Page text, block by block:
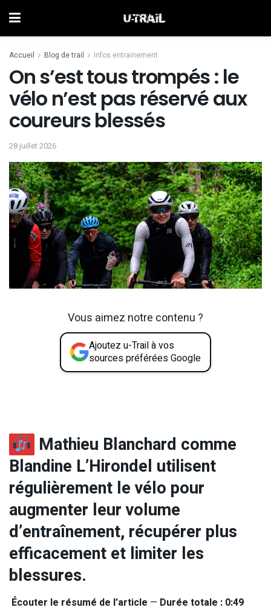
Accueil Blog de trail Infos entrainement
On s’est tous trompés : le
vélo n’est pas réservé aux
coureurs blessés
28 juillet 2026
Vous aimez notre contenu ?
Ajoutez u-Trail à vos
sources préférées Google
Mathieu Blanchard comme
Blandine L’Hirondel utilisent
régulièrement le vélo pour
augmenter leur volume
d’entraînement, récupérer plus
efficacement et limiter les
blessures.
Écouter le résumé de l’article — Durée totale : 0:49